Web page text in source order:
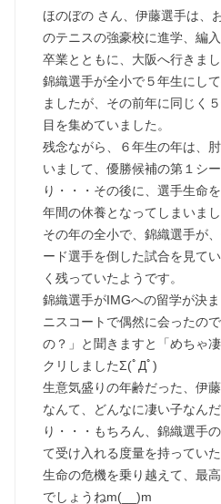
ほのぼの さん、伊藤選手は、
のテニスの強豪校に進学、編
卒業とともに、大阪へ行きまし
錦織選手が全小で５年生にし
ましたが、その前年に同じく
目を集めていました。
残念ながら、６年生の年は、
いまして、優勝候補の第１シ
り・・・その後に、選手生命
年間の休養となってしまいま
その年の全小で、錦織選手が
ード選手を倒した試合を見て
く残っていたようです。
錦織選手がIMGへの留学が決
ニスコートで偶然に会ったの
の？」と聞きますと「めちゃ
クリしましたΣ(ﾟДﾟ)
生意気盛りの年齢だった、伊
なんて、どんなに凄い子なん
り・・・もちろん、錦織選手
て受け入れる度量を持ってい
生命の危機を乗り越えて、最
でしょうねm(__)m